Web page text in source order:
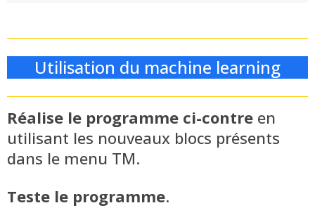
Utilisation du machine learning
Réalise le programme ci-contre en
utilisant les nouveaux blocs présents
dans le menu TM.
Teste le programme.